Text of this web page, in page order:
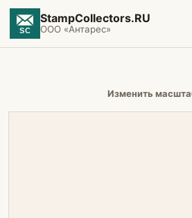
StampCollectors.RU
ООО «Антарес»
Изменить